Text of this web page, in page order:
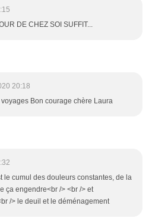
DE CHEZ SOI SUFFIT...
20:18
Bon courage chère Laura
le cumul des douleurs constantes, de la
ça engendre<br /> <br /> et
/> le deuil et le déménagement